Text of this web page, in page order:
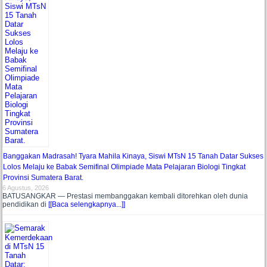
Banggakan Madrasah! Tyara Mahila Kinaya, Siswi MTsN 15 Tanah Datar Sukses
Lolos Melaju ke Babak Semifinal Olimpiade Mata Pelajaran Biologi Tingkat
Provinsi Sumatera Barat.
6 Agustus, 2026
BATUSANGKAR — Prestasi membanggakan kembali ditorehkan oleh dunia
pendidikan di[[Baca selengkapnya...]]